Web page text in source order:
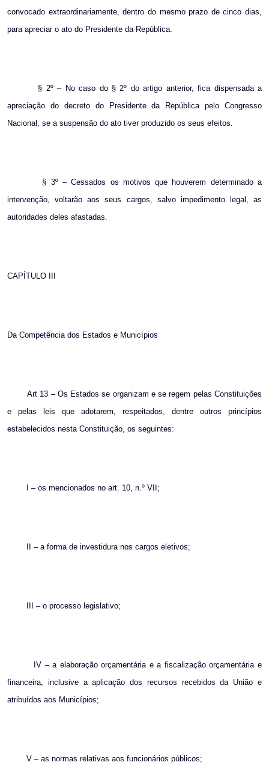
convocado extraordinariamente, dentro do mesmo prazo de cinco dias,
para apreciar o ato do Presidente da República.
§ 2º – No caso do § 2º do artigo anterior, fica dispensada a
apreciação do decreto do Presidente da República pelo Congresso
Nacional, se a suspensão do ato tiver produzido os seus efeitos.
§ 3º – Cessados os motivos que houverem determinado a
intervenção, voltarão aos seus cargos, salvo impedimento legal, as
autoridades deles afastadas.
CAPÍTULO III
Da Competência dos Estados e Municípios
Art 13 – Os Estados se organizam e se regem pelas Constituições
e pelas leis que adotarem, respeitados, dentre outros princípios
estabelecidos nesta Constituição, os seguintes:
I – os mencionados no art. 10, n.º VII;
II – a forma de investidura nos cargos eletivos;
III – o processo legislativo;
IV – a elaboração orçamentária e a fiscalização orçamentária e
financeira, inclusive a aplicação dos recursos recebidos da União e
atribuídos aos Municípios;
V – as normas relativas aos funcionários públicos;